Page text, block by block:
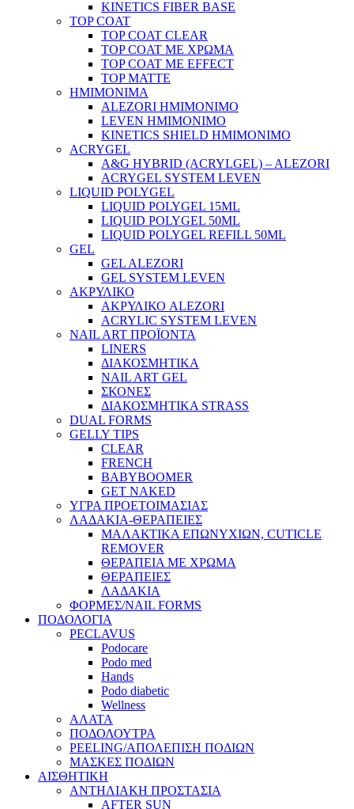
KINETICS FIBER BASE
TOP COAT
TOP COAT CLEAR
TOP COAT ΜΕ ΧΡΩΜΑ
TOP COAT ΜΕ EFFECT
TOP MATTE
ΗΜΙΜΟΝΙΜΑ
ALEZORI ΗΜΙΜΟΝΙΜΟ
LEVEN ΗΜΙΜΟΝΙΜΟ
KINETICS SHIELD ΗΜΙΜΟΝΙΜΟ
ACRYGEL
A&G HYBRID (ACRYLGEL) – ALEZORI
ACRYGEL SYSTEM LEVEN
LIQUID POLYGEL
LIQUID POLYGEL 15ML
LIQUID POLYGEL 50ML
LIQUID POLYGEL REFILL 50ML
GEL
GEL ALEZORI
GEL SYSTEM LEVEN
ΑΚΡΥΛΙΚΟ
ΑΚΡΥΛΙΚΟ ALEZORI
ACRYLIC SYSTEM LEVEN
NAIL ART ΠΡΟΪΟΝΤΑ
LINERS
ΔΙΑΚΟΣΜΗΤΙΚΑ
NAIL ART GEL
ΣΚΟΝΕΣ
ΔΙΑΚΟΣΜΗΤΙΚΑ STRASS
DUAL FORMS
GELLY TIPS
CLEAR
FRENCH
BABYBOOMER
GET NAKED
ΥΓΡΑ ΠΡΟΕΤΟΙΜΑΣΙΑΣ
ΛΑΔΑΚΙΑ-ΘΕΡΑΠΕΙΕΣ
ΜΑΛΑΚΤΙΚΑ ΕΠΩΝΥΧΙΩΝ, CUTICLE
REMOVER
ΘΕΡΑΠΕΙΑ ΜΕ ΧΡΩΜΑ
ΘΕΡΑΠΕΙΕΣ
ΛΑΔΑΚΙΑ
ΦΟΡΜΕΣ/NAIL FORMS
ΠΟΔΟΛΟΓΙΑ
PECLAVUS
Podocare
Podo med
Hands
Podo diabetic
Wellness
ΑΛΑΤΑ
ΠΟΔΟΛΟΥΤΡΑ
PEELING/ΑΠΟΛΕΠΙΣΗ ΠΟΔΙΩΝ
ΜΑΣΚΕΣ ΠΟΔΙΩΝ
ΑΙΣΘΗΤΙΚΗ
ΑΝΤΗΛΙΑΚΗ ΠΡΟΣΤΑΣΙΑ
AFTER SUN